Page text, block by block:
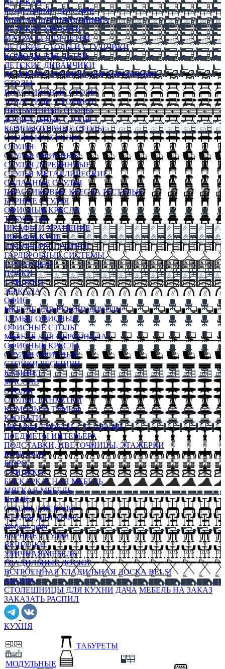
ДЕТСКАЯ
МОДУЛЬНЫЕ ДЕТСКИЕ
МЕБЕЛЬ ДЛЯ ШКОЛЬНИКА
ДЕТСКИЕ КРОВАТИ
МАТРАСЫ ДЛЯ ДЕТЕЙ
ДЕТСКИЕ СТОЛЫ И СТУЛЬЧИКИ
КОМОДЫ ДЛЯ ДЕТЕЙ
ДЕТСКИЕ ДИВАНЧИКИ
ДЕТСКИЙ СТУЛЬЧИК ДЛЯ КОРМЛЕНИЯ
СТОЛЫ
ПЛАСТИКОВЫЕ СТОЛЫ
ТУАЛЕТНЫЕ СТОЛИКИ
ПИСЬМЕННЫЕ СТОЛЫ
ЖУРНАЛЬНЫЕ СТОЛЫ
КОМПЬЮТЕРНЫЕ СТОЛЫ
СТОЛЫ НА КУХНЮ
СТУЛЬЯ
СТУЛЬЯ ОФИСНЫЕ
СТУЛЬЯ ДЕРЕВЯННЫЕ
СТУЛЬЯ МЕТАЛЛИЧЕСКИЕ
СКЛАДНЫЕ СТУЛЬЯ
ПЛАСТИКОВЫЕ КРЕСЛА И СТУЛЬЯ
БАРНЫЕ СТУЛЬЯ
ОФИСНЫЕ КРЕСЛА
ТАБУРЕТЫ
ШКАФЫ И ХРАНЕНИЕ
ШКАФЫ-КУПЕ
ШКАФЫ-РАСПАШНЫЕ
ГАРДЕРОБНЫЕ СИСТЕМЫ
СТЕЛЛАЖИ
ПОЛКИ
СУНДУКИ
ЗЕРКАЛА
ОФИС
МЕБЕЛЬ ДЛЯ РУКОВОДИТЕЛЯ
ТУМБЫ ОФИСНЫЕ
ОФИСНЫЕ СТОЛЫ
МЕБЕЛЬ ДЛЯ ПЕРСОНАЛА
ОФИСНЫЕ КРЕСЛА
СТУЛЬЯ ОФИСНЫЕ
СТОЙКИ РЕСЕПШН
КАБИНЕТ
МАССИВ
СТОЛЫ
СТУЛЬЯ, БАНКЕТКИ
КОМОДЫ И ТУМБЫ
КРОВАТИ
ШКАФЫ, БУФЕТЫ, СТЕЛЛАЖИ
ПРЕДМЕТЫ ИНТЕРЬЕРА
ПОДСТАВКИ, ЦВЕТОЧНИЦЫ, ЭТАЖЕРКИ
КОНСОЛИ
БЮРО
СУНДУКИ
БЕСКАРКАСНАЯ МЕБЕЛЬ
МЯГКАЯ МЕБЕЛЬ
HoReKa
СТОЛЫ ДЛЯ КАФЕ
СТУЛЬЯ ДЛЯ КАФЕ
Мебель лофт
БАРНЫЕ СТУЛЬЯ
ВЕШАЛКИ
УЛИЧНАЯ МЕБЕЛЬ
ГЛАДИЛЬНЫЕ ДОСКИ
ВСТРОЕННАЯ ГЛАДИЛЬНАЯ ДОСКА BELSI
АКЦИИ
СТОЛЕШНИЦЫ ДЛЯ КУХНИ ДАЧА МЕБЕЛЬ НА ЗАКАЗ
ЗАКАЗАТЬ РАСПИЛ
КУХНЯ
МОДУЛЬНЫЕ
ТАБУРЕТЫ